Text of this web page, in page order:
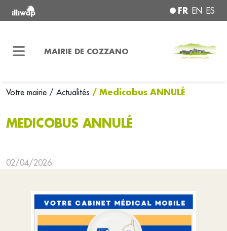
FR EN ES
MAIRIE DE COZZANO
Votre mairie / Actualités / Medicobus ANNULÉ
MEDICOBUS ANNULÉ
02/04/2026